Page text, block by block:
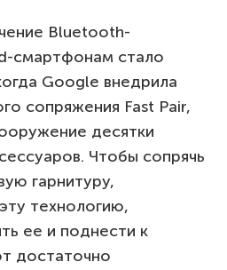
Bluetooth-
смартфонам стало
Google внедрила
сопряжения Fast Pair,
десятки
Чтобы сопрячь
гарнитуру,
технологию,
ее и поднести к
достаточно